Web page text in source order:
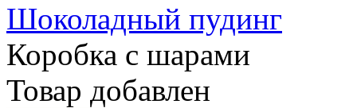
Шоколадный пудинг
Коробка с шарами
Товар добавлен